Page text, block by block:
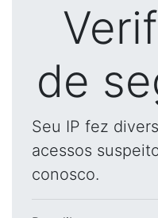
de
Seu IP fez
acessos
conosco.